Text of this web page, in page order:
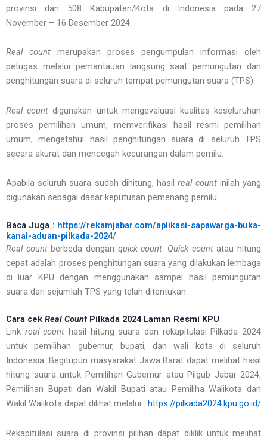
provinsi dan 508 Kabupaten/Kota di Indonesia pada 27
November – 16 Desember 2024.
Real count merupakan proses pengumpulan informasi oleh
petugas melalui pemantauan langsung saat pemungutan dan
penghitungan suara di seluruh tempat pemungutan suara (TPS).
Real count digunakan untuk mengevaluasi kualitas keseluruhan
proses pemilihan umum, memverifikasi hasil resmi pemilihan
umum, mengetahui hasil penghitungan suara di seluruh TPS
secara akurat dan mencegah kecurangan dalam pemilu.
Apabila seluruh suara sudah dihitung, hasilreal countinilah yang
digunakan sebagai dasar keputusan pemenang pemilu.
Baca Juga : https://rekamjabar.com/aplikasi-sapawarga-buka-
kanal-aduan-pilkada-2024/
Real countberbeda dengan quick count. Quick countatau hitung
cepat adalah proses penghitungan suara yang dilakukan lembaga
di luar KPU dengan menggunakan sampel hasil pemungutan
suara dari sejumlah TPS yang telah ditentukan.
Cara cek Real Count Pilkada 2024 Laman Resmi KPU
Link real count hasil hitung suara dan rekapitulasi Pilkada 2024
untuk pemilihan gubernur, bupati, dan wali kota di seluruh
Indonesia. Begitupun masyarakat Jawa Barat dapat melihat hasil
hitung suara untuk Pemilihan Gubernur atau Pilgub Jabar 2024,
Pemilihan Bupati dan Wakil Bupati atau Pemiliha Walikota dan
Wakil Walikota dapat dilihat melalui : https://pilkada2024.kpu.go.id/
Rekapitulasi suara di provinsi pilihan dapat diklik untuk melihat